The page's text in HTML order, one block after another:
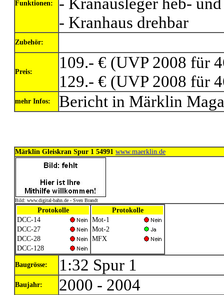
Funktionen:
- Kranhaus drehbar
Zubehör:
Preis:
109.- € (UVP 2008 für
129.- € (UVP 2008 für
mehr Infos: Bericht in Märklin
Märklin Gleiskran Spur 1 54991 www.maerklin.de
Bild: www.digital-bahn.de - Sven Brandt
Protokolle
DCC-14
DCC-27
DCC-28
DCC-128
Protokolle
Mot-1
Mot-2
MFX
Baugrösse: 1:32 Spur 1
Baujahr: 2000 - 2004